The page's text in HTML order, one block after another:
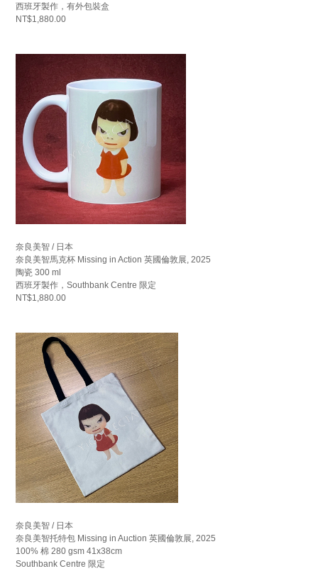
西班牙製作，有外包裝盒
NT$1,880.00
奈良美智 / 日本
奈良美智馬克杯 Missing in Action 英國倫敦展, 2025
陶瓷 300 ml
西班牙製作，Southbank Centre 限定
NT$1,880.00
奈良美智 / 日本
奈良美智托特包 Missing in Auction 英國倫敦展, 2025
100% 棉 280 gsm 41x38cm
Southbank Centre 限定